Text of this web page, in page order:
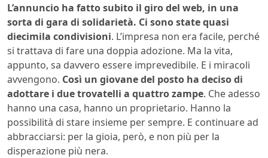
L’annuncio ha fatto subito il giro del web, in una
sorta di gara di solidarietà. Ci sono state quasi
diecimila condivisioni. L’impresa non era facile, perché
si trattava di fare una doppia adozione. Ma la vita,
appunto, sa davvero essere imprevedibile. E i miracoli
avvengono. Così un giovane del posto ha deciso di
adottare i due trovatelli a quattro zampe. Che adesso
hanno una casa, hanno un proprietario. Hanno la
possibilità di stare insieme per sempre. E continuare ad
abbracciarsi: per la gioia, però, e non più per la
disperazione più nera.